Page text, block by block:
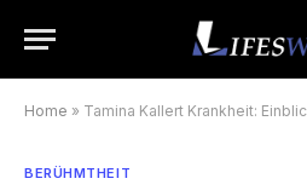
Home » Tamina Kallert Krankheit:
BERÜHMTHEIT